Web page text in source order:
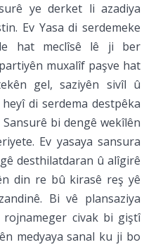
ye derket li azadiya
Ev Yasa di serdemeke
hat meclîsê lê ji ber
muxalîf paşve hat
gel, saziyên sivîl û
di serdema destpêka
bi dengê wekîlên
Ev yasaya sansura
desthilatdaran û alîgirê
din re bû kirasê reş yê
Bi vê plansaziya
civak bi giştî
medyaya sanal ku ji bo